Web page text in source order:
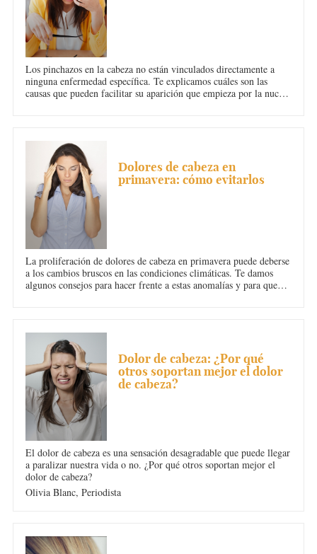
Los pinchazos en la cabeza no están vinculados directamente a
ninguna enfermedad específica. Te explicamos cuáles son las
causas que pueden facilitar su aparición que empieza por la nuca,
Dolores de cabeza en
primavera: cómo evitarlos
La proliferación de dolores de cabeza en primavera puede deberse
a los cambios bruscos en las condiciones climáticas. Te damos
algunos consejos para hacer frente a estas anomalías y para que
Dolor de cabeza: ¿Por qué
otros soportan mejor el dolor
de cabeza?
El dolor de cabeza es una sensación desagradable que puede llegar
a paralizar nuestra vida o no. ¿Por qué otros soportan mejor el
dolor de cabeza?
Olivia Blanc,Periodista